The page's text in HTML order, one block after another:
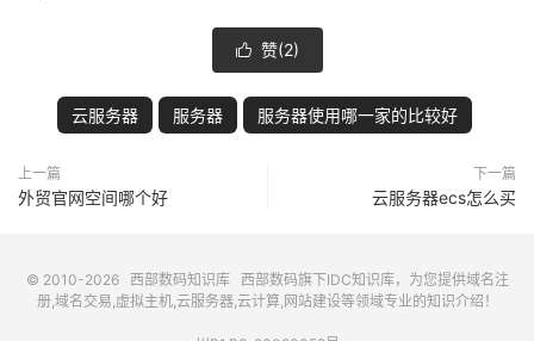
 赞(2)
云服务器 服务器 服务器使用哪一家的比较好
上一篇
外贸官网空间哪个好
下一篇
云服务器ecs怎么买
© 2010-2026 西部数码知识库 西部数码旗下IDC知识库，为您提供域名注
册,域名交易,虚拟主机,云服务器,云计算,网站建设等领域专业的知识介绍！